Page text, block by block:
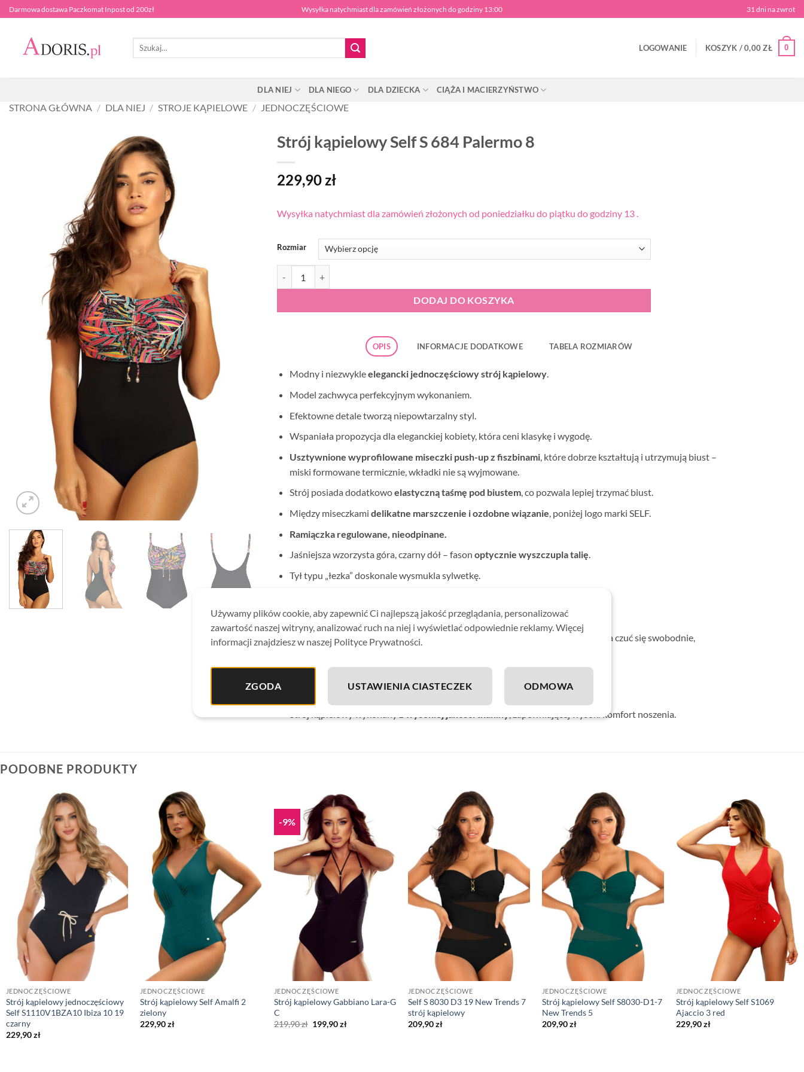
Przewiń
do
zawartości
Darmowa dostawa Paczkomat Inpost od 200zł Wysyłka natychmiast dla zamówień złożonych do godziny 13:00 31 dni na zwrot
Szukaj:
LOGOWANIE KOSZYK /0,00ZŁ 0
DLA NIEJ DLA NIEGO DLA DZIECKA CIĄŻA I MACIERZYŃSTWO
STRONA GŁÓWNA / DLA NIEJ / STROJE KĄPIELOWE / JEDNOCZĘŚCIOWE
Strój kąpielowy Self S 684 Palermo 8
229,90zł
Wysyłka natychmiast dla zamówień złożonych od poniedziałku do piątku do godziny 13 .
Rozmiar
DODAJ DO KOSZYKA
OPIS INFORMACJE DODATKOWE TABELA ROZMIARÓW
Modny i niezwykleelegancki jednoczęściowy strój kąpielowy.
Model zachwyca perfekcyjnym wykonaniem.
Efektowne detale tworzą niepowtarzalny styl.
Wspaniała propozycja dla eleganckiej kobiety, która ceni klasykę i wygodę.
Usztywnione wyprofilowane miseczki push-up z fiszbinami, które dobrze kształtują i utrzymują biust –
miski formowane termicznie, wkładki nie są wyjmowane.
Strój posiada dodatkowoelastyczną taśmę pod biustem, co pozwala lepiej trzymać biust.
Między miseczkami delikatne marszczenie iozdobne wiązanie, poniżej logo marki SELF.
Ramiączka regulowane, nieodpinane.
Jaśniejsza wzorzysta góra, czarny dół – fason optycznie wyszczupla talię.
Tył typu „łezka” doskonale wysmukla sylwetkę.
Dopracowana konstrukcja modelu idealnie dopasowuje się do sylwetki.
Kostium od wewnątrz pokryty jest delikatną podszewką
, dzięki czemu można czuć się swobodnie,
Idealnie sprawdzi się zarówno na basenie jak i plaży.
Materiał odporny na chlor, wodę morską i słońce.
, zapewniającej wysoki komfort noszenia.
PODOBNE PRODUKTY
JEDNOCZĘŚCIOWE
Strój kąpielowy jednoczęściowy
Self S1110V1BZA10 Ibiza 10 19
czarny
229,90zł
JEDNOCZĘŚCIOWE
Strój kąpielowy Self Amalfi 2
zielony
229,90zł
-9%
JEDNOCZĘŚCIOWE
Strój kąpielowy Gabbiano Lara-G
C
219,90zł Pierwotna
cena
199,90złAktualna
JEDNOCZĘŚCIOWE
Self S 8030 D3 19 New Trends 7
strój kąpielowy
209,90zł
JEDNOCZĘŚCIOWE
Strój kąpielowy Self S8030-D1-7
New Trends 5
209,90zł
JEDNOCZĘŚCIOWE
Strój kąpielowy Self S1069
Ajaccio 3 red
229,90zł
Używamy plików cookie, aby zapewnić Ci najlepszą jakość przeglądania, personalizować
zawartość naszej witryny, analizować ruch na niej i wyświetlać odpowiednie reklamy. Więcej
informacji znajdziesz w naszej Polityce Prywatności.
ZGODA USTAWIENIA CIASTECZEK ODMOWA